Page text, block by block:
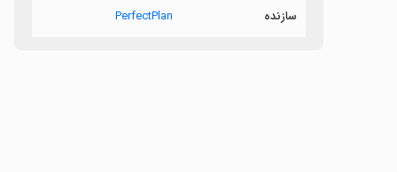
سازنده PerfectPlan